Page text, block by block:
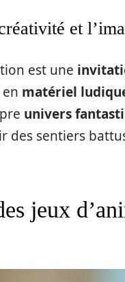
et
est une
matériel
univers
des sentiers
jeux